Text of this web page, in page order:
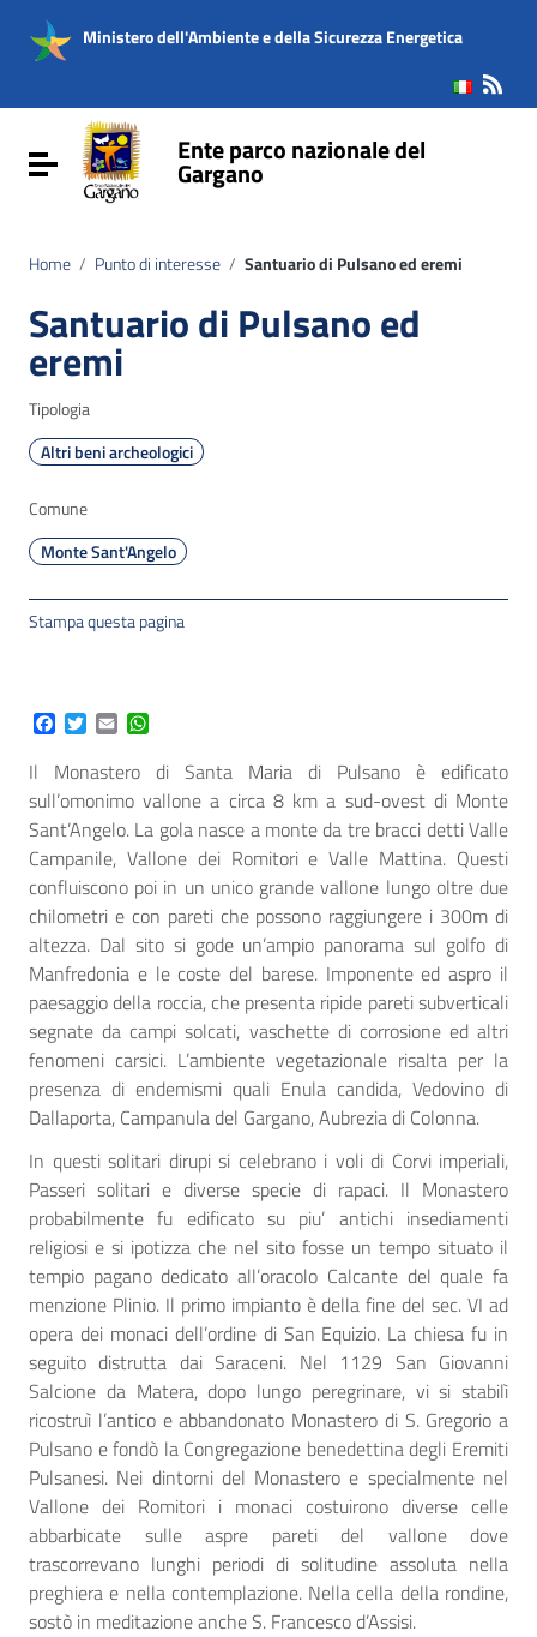
Vai al menu di navigazione
Vai al footer
Ministero dell'Ambiente e della Sicurezza Energetica
Attiva / disattiva la navigazioneEnte parco nazionale del
Gargano
Home / Punto di interesse / Santuario di Pulsano ed eremi
Santuario di Pulsano ed
eremi
Tipologia
Altri beni archeologici
Comune
Monte Sant'Angelo
Stampa questa pagina
Facebook
Twitter
Email
Il Monastero di Santa Maria di Pulsano è edificato
sull’omonimo vallone a circa 8 km a sud-ovest di Monte
Sant’Angelo. La gola nasce a monte da tre bracci detti Valle
Campanile, Vallone dei Romitori e Valle Mattina. Questi
confluiscono poi in un unico grande vallone lungo oltre due
chilometri e con pareti che possono raggiungere i 300m di
altezza. Dal sito si gode un’ampio panorama sul golfo di
Manfredonia e le coste del barese. Imponente ed aspro il
paesaggio della roccia, che presenta ripide pareti subverticali
segnate da campi solcati, vaschette di corrosione ed altri
fenomeni carsici. L’ambiente vegetazionale risalta per la
presenza di endemismi quali Enula candida, Vedovino di
Dallaporta, Campanula del Gargano, Aubrezia di Colonna.
In questi solitari dirupi si celebrano i voli di Corvi imperiali,
Passeri solitari e diverse specie di rapaci. Il Monastero
probabilmente fu edificato su piu’ antichi insediamenti
religiosi e si ipotizza che nel sito fosse un tempo situato il
tempio pagano dedicato all’oracolo Calcante del quale fa
menzione Plinio. Il primo impianto è della fine del sec. VI ad
opera dei monaci dell’ordine di San Equizio. La chiesa fu in
seguito distrutta dai Saraceni. Nel 1129 San Giovanni
Salcione da Matera, dopo lungo peregrinare, vi si stabilì
ricostruì l’antico e abbandonato Monastero di S. Gregorio a
Pulsano e fondò la Congregazione benedettina degli Eremiti
Pulsanesi. Nei dintorni del Monastero e specialmente nel
Vallone dei Romitori i monaci costuirono diverse celle
abbarbicate sulle aspre pareti del vallone dove
trascorrevano lunghi periodi di solitudine assoluta nella
preghiera e nella contemplazione. Nella cella della rondine,
sostò in meditazione anche S. Francesco d’Assisi.